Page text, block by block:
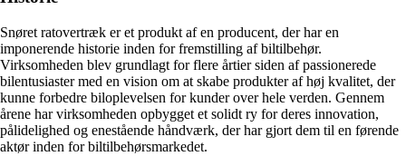
Snøret ratovertræk er et produkt af en producent, der har en
imponerende historie inden for fremstilling af biltilbehør.
Virksomheden blev grundlagt for flere årtier siden af passionerede
bilentusiaster med en vision om at skabe produkter af høj kvalitet, der
kunne forbedre biloplevelsen for kunder over hele verden. Gennem
årene har virksomheden opbygget et solidt ry for deres innovation,
pålidelighed og enestående håndværk, der har gjort dem til en førende
aktør inden for biltilbehørsmarkedet.